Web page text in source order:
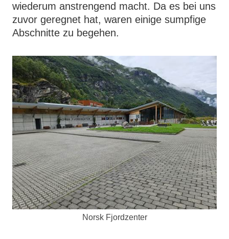
wiederum anstrengend macht. Da es bei uns
zuvor geregnet hat, waren einige sumpfige
Abschnitte zu begehen.
Norsk Fjordzenter